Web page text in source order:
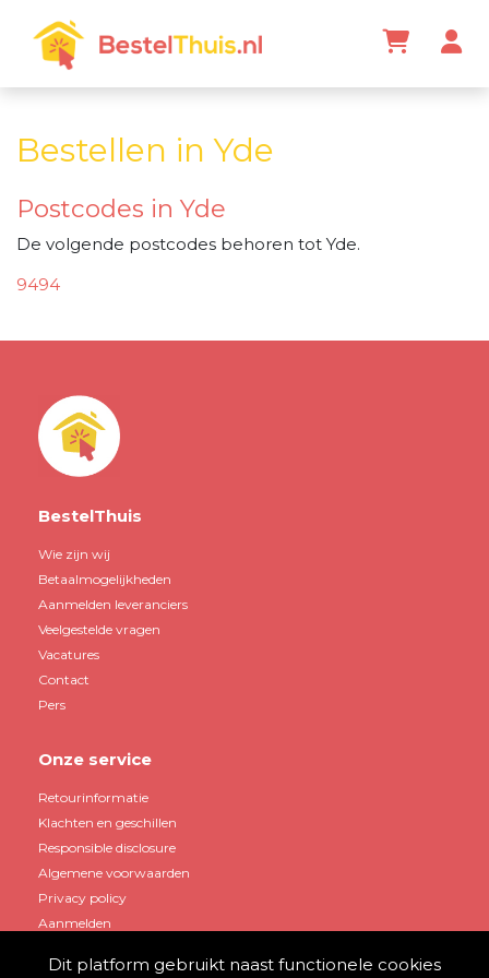
Bestellen in Yde
Postcodes in Yde
De volgende postcodes behoren tot Yde.
9494
BestelThuis
Wie zijn wij
Betaalmogelijkheden
Aanmelden leveranciers
Veelgestelde vragen
Vacatures
Contact
Pers
Onze service
Retourinformatie
Klachten en geschillen
Responsible disclosure
Algemene voorwaarden
Privacy policy
Aanmelden
Dit platform gebruikt naast functionele cookies